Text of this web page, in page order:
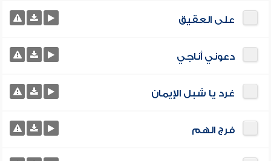
على العقيق
دعوني أناجي
غرد يا شبل الإيمان
فرج الهم